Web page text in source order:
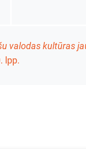
valodas kultūras
lpp.